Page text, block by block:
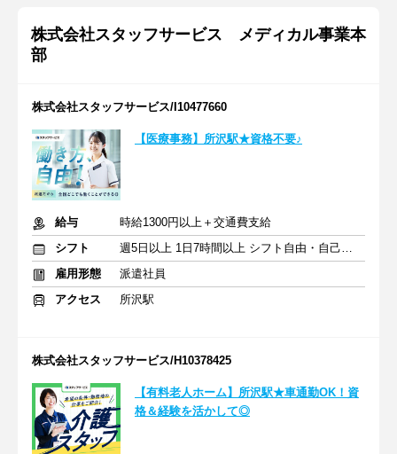
株式会社スタッフサービス メディカル事業本
部
株式会社スタッフサービス/I10477660
【医療事務】所沢駅★資格不要♪
給与
時給1300円以上＋交通費支給
シフト
週5日以上 1日7時間以上 シフト自由・自己申告
雇用形態
派遣社員
アクセス
所沢駅
株式会社スタッフサービス/H10378425
【有料老人ホーム】所沢駅★車通勤OK！資
格＆経験を活かして◎